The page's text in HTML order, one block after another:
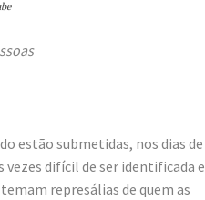
estão submetidas, nos dias de
difícil de ser identificada e
represálias de quem as